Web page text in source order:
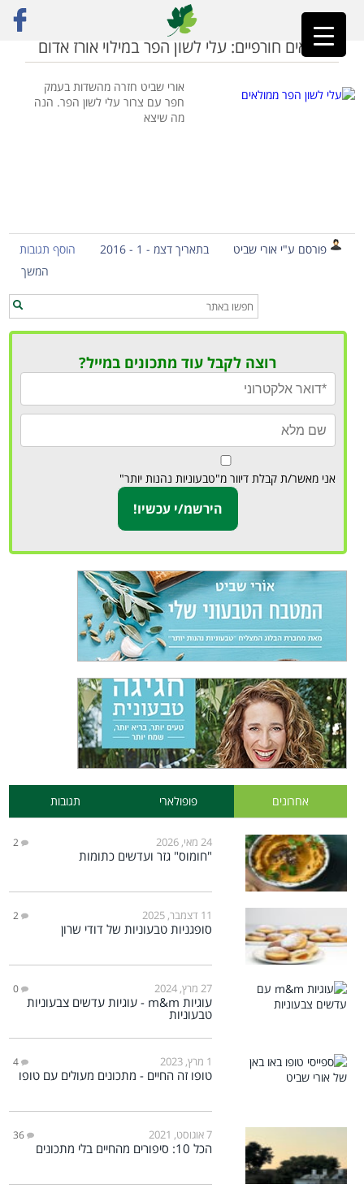
ראשי»לשון הפר
ממולאים חורפיים: עלי לשון הפר במילוי אורז אדום
אורי שביט חזרה מהשדות בעמק
חפר עם צרור עלי לשון הפר. הנה
מה שיצא
פורסם ע"י אורי שביט בתאריך דצמ - 1 - 2016
הוסף תגובות
המשך
רוצה לקבל עוד מתכונים במייל?
אני מאשר/ת קבלת דיוור מ"טבעוניות נהנות יותר"
אחרונים פופולארי תגובות
24 מאי, 2026 2
"חומוס" גזר ועדשים כתומות
11 דצמבר, 2025 2
סופגניות טבעוניות של דודי שרון
27 מרץ, 2024 0
עוגיות m&m - עוגיות עדשים צבעוניות
טבעוניות
1 מרץ, 2023 4
טופו זה החיים - מתכונים מעולים עם טופו
7 אוגוסט, 2021 36
הכל 10: סיפורים מהחיים בלי מתכונים